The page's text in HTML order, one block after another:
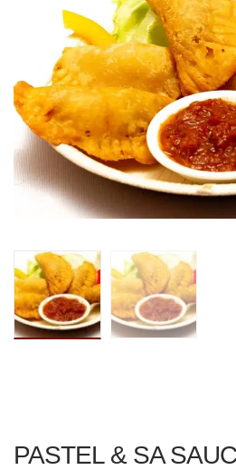
PASTEL & SA